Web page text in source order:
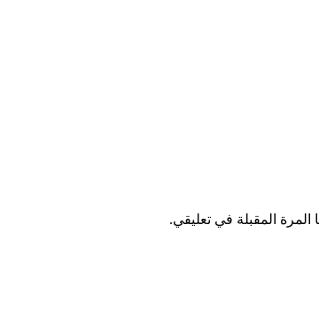
المرة المقبلة في تعليقي.